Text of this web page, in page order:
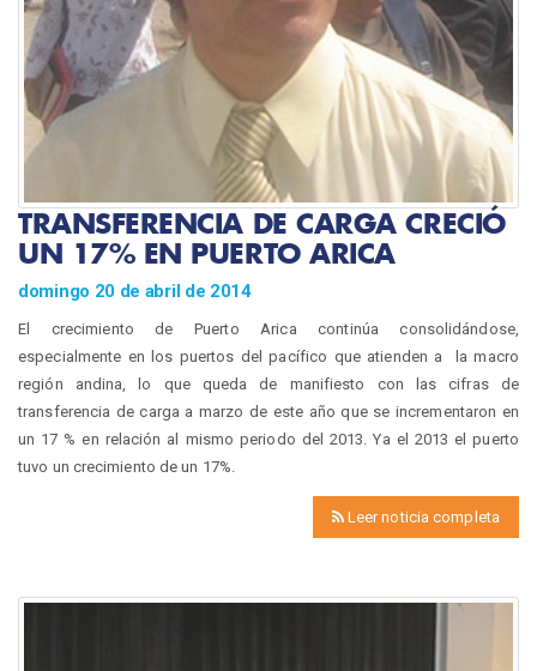
TRANSFERENCIA DE CARGA CRECIÓ
UN 17% EN PUERTO ARICA
domingo 20 de abril de 2014
El crecimiento de Puerto Arica continúa consolidándose,
especialmente en los puertos del pacífico que atienden a la macro
región andina, lo que queda de manifiesto con las cifras de
transferencia de carga a marzo de este año que se incrementaron en
un 17 % en relación al mismo periodo del 2013. Ya el 2013 el puerto
tuvo un crecimiento de un 17%.
Leer noticia completa